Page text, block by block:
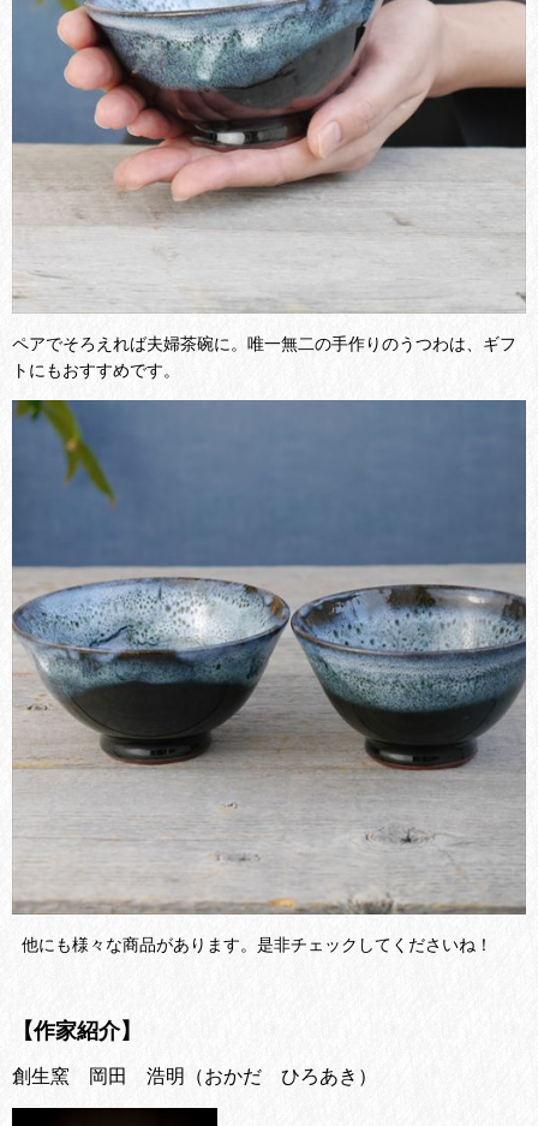
ペアでそろえれば夫婦茶碗に。唯一無二の手作りのうつわは、ギフ
トにもおすすめです。
他にも様々な商品があります。是非チェックしてくださいね！
【作家紹介】
創生窯 岡田 浩明（おかだ ひろあき）